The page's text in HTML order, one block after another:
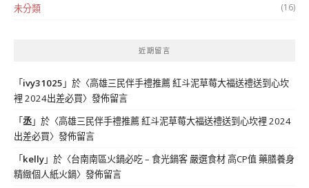
未分類 (16)
近期留言
「 ivy31025 」於〈高雄三民伴手禮推薦 紅斗泥草莓大福送禮送到心坎
裡 2024出差必買〉發佈留言
「丞」於〈高雄三民伴手禮推薦 紅斗泥草莓大福送禮送到心坎裡 2024
出差必買〉發佈留言
「 kelly」於〈台南南區火鍋必吃 – 食光鍋客 嚴選食材 高CP值 藥膳養身
精緻個人紙火鍋〉發佈留言